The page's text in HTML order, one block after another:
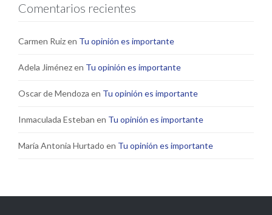
Comentarios recientes
Carmen Ruizen Tu opinión es importante
Adela Jiménezen Tu opinión es importante
Oscar de Mendoza en Tu opinión es importante
Inmaculada Esteban en Tu opinión es importante
María Antonia Hurtado en Tu opinión es importante